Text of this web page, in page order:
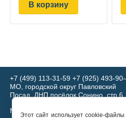
В корзину
+7 (499) 113-31-59 +7 (925) 493-
МО, городской округ Павловский
Посад, ДНП посёлок Сонино, стр.6
Мы в соц. сетях:
Этот сайт использует cookie-файлы